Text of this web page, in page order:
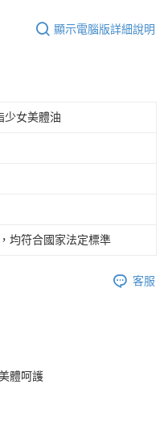
顯示電腦版詳細說明
少女美體油
均符合國家法定標準
客服
體呵護